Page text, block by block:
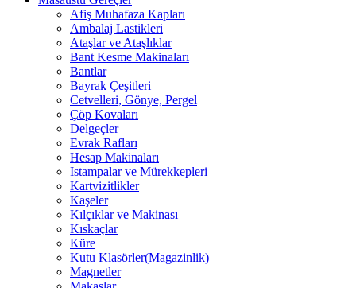
Afiş Muhafaza Kapları
Ambalaj Lastikleri
Ataşlar ve Ataşlıklar
Bant Kesme Makinaları
Bantlar
Bayrak Çeşitleri
Cetvelleri, Gönye, Pergel
Çöp Kovaları
Delgeçler
Evrak Rafları
Hesap Makinaları
Istampalar ve Mürekkepleri
Kartvizitlikler
Kaşeler
Kılçıklar ve Makinası
Kıskaçlar
Küre
Kutu Klasörler(Magazinlik)
Magnetler